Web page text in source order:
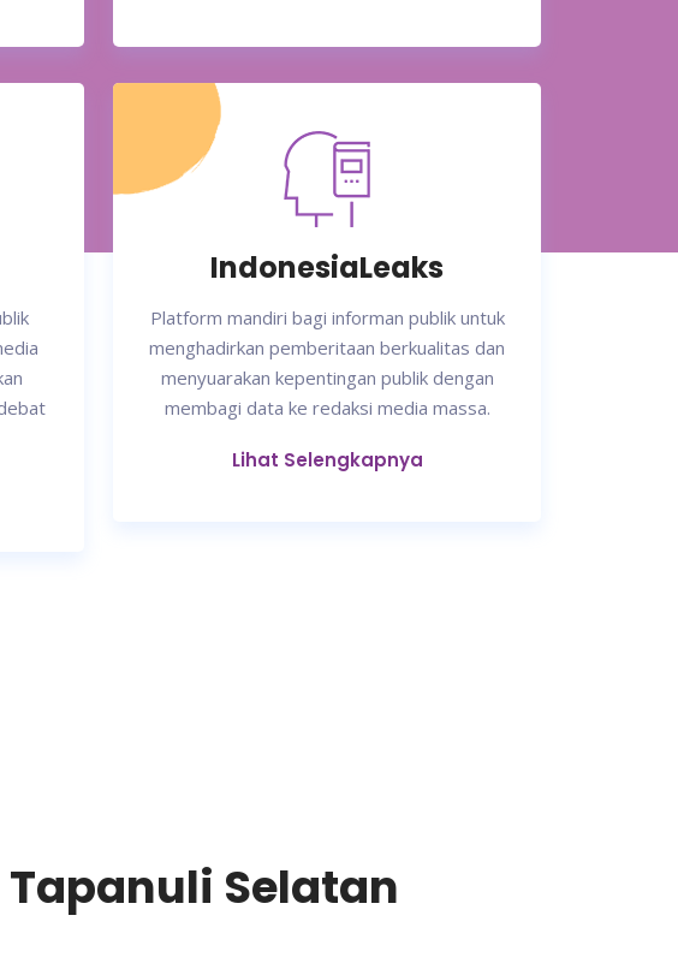
IndonesiaLeaks
Platform mandiri bagi informan publik untuk
menghadirkan pemberitaan berkualitas dan
menyuarakan kepentingan publik dengan
membagi data ke redaksi media massa.
Lihat Selengkapnya
Selatan